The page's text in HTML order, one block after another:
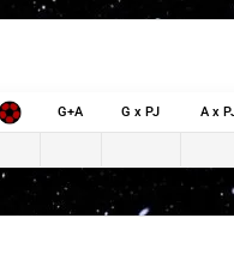
G+A G x PJ A x